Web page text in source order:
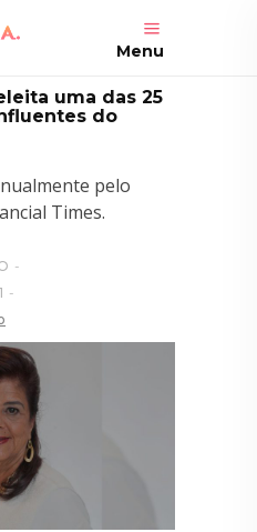
Menu
uma das 25
do
pelo
Times.